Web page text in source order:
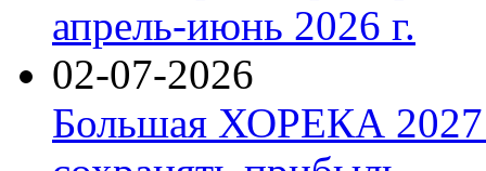
апрель-июнь 2026 г.
02-07-2026
Большая ХОРЕКА 2027: